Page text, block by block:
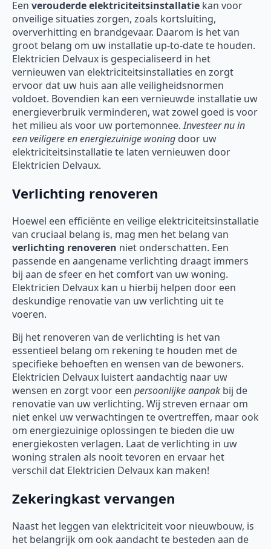
Een verouderde elektriciteitsinstallatie kan voor
onveilige situaties zorgen, zoals kortsluiting,
oververhitting en brandgevaar. Daarom is het van
groot belang om uw installatie up-to-date te houden.
Elektricien Delvaux is gespecialiseerd in het
vernieuwen van elektriciteitsinstallaties en zorgt
ervoor dat uw huis aan alle veiligheidsnormen
voldoet. Bovendien kan een vernieuwde installatie uw
energieverbruik verminderen, wat zowel goed is voor
het milieu als voor uw portemonnee.Investeer nu in
een veiligere en energiezuinige woning door uw
elektriciteitsinstallatie te laten vernieuwen door
Elektricien Delvaux.
Verlichting renoveren
Hoewel een efficiënte en veilige elektriciteitsinstallatie
van cruciaal belang is, mag men het belang van
verlichting renoveren niet onderschatten. Een
passende en aangename verlichting draagt immers
bij aan de sfeer en het comfort van uw woning.
Elektricien Delvaux kan u hierbij helpen door een
deskundige renovatie van uw verlichting uit te
voeren.
Bij het renoveren van de verlichting is het van
essentieel belang om rekening te houden met de
specifieke behoeften en wensen van de bewoners.
Elektricien Delvaux luistert aandachtig naar uw
wensen en zorgt voor een persoonlijke aanpak bij de
renovatie van uw verlichting. Wij streven ernaar om
niet enkel uw verwachtingen te overtreffen, maar ook
om energiezuinige oplossingen te bieden die uw
energiekosten verlagen. Laat de verlichting in uw
woning stralen als nooit tevoren en ervaar het
verschil dat Elektricien Delvaux kan maken!
Zekeringkast vervangen
Naast het leggen van elektriciteit voor nieuwbouw, is
het belangrijk om ook aandacht te besteden aan de